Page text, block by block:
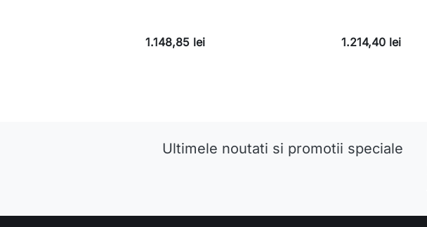
1.148,85 lei 1.214,40 lei
Ultimele noutati si promotii speciale